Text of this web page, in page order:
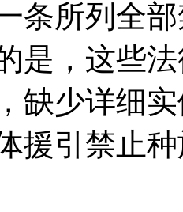
条所列全
是，这些
缺少详细
援引禁止